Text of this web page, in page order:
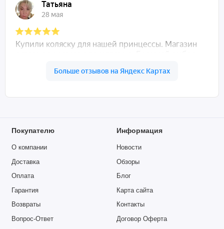
Покупателю
О компании
Доставка
Оплата
Гарантия
Возвраты
Вопрос-Ответ
Информация
Новости
Обзоры
Блог
Карта сайта
Контакты
Договор Оферта